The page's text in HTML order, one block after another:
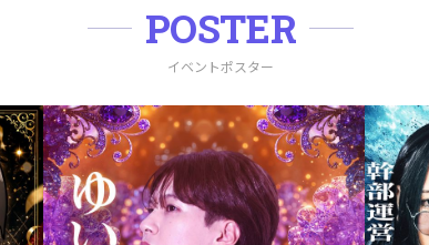
POSTER
イベントポスター